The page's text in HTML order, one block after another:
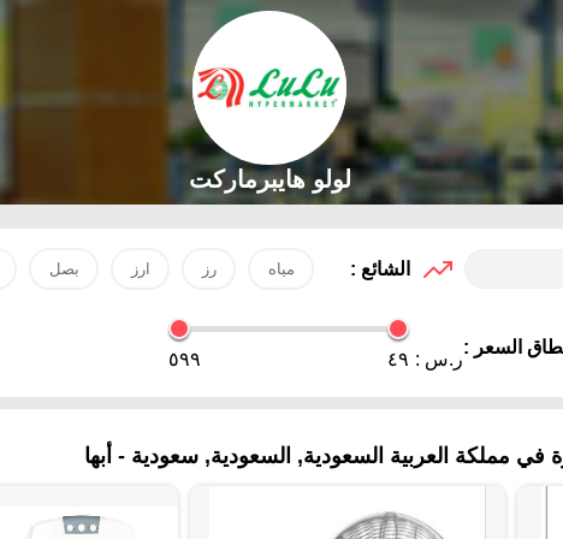
لولو هايبرماركت
الشائع : مياه رز ارز بصل
السعر :
ر.س : ٤٩ ٥٩٩
في مملكة العربية السعودية, السعودية, سعودية - أبها